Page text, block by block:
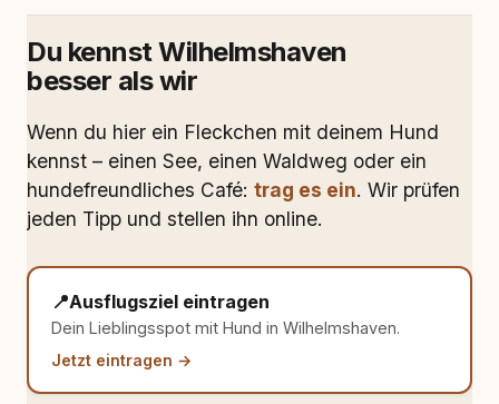
Du kennst Wilhelmshaven
besser als wir
Wenn du hier ein Fleckchen mit deinem Hund
kennst – einen See, einen Waldweg oder ein
hundefreundliches Café: trag es ein. Wir prüfen
jeden Tipp und stellen ihn online.
📍Ausflugsziel eintragen
Dein Lieblingsspot mit Hund in Wilhelmshaven.
Jetzt eintragen →